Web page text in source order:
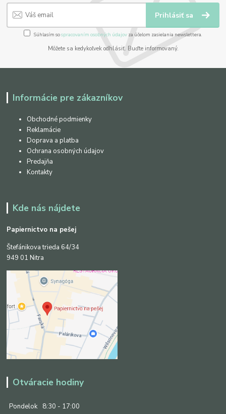
Prihlásiť sa
Súhlasím sospracovaním osobných údajov za účelom zasielania newslettera.
Môžete sa kedykoľvek odhlásiť. Buďte informovaný.
Informácie pre zákazníkov
Obchodné podmienky
Reklamácie
Doprava a platba
Ochrana osobných údajov
Predajňa
Kontakty
Kde nás nájdete
Papiernictvo na pešej
Štefánikova trieda 64/34
949 01 Nitra
Otváracie hodiny
Pondelok
8:30 - 17:00